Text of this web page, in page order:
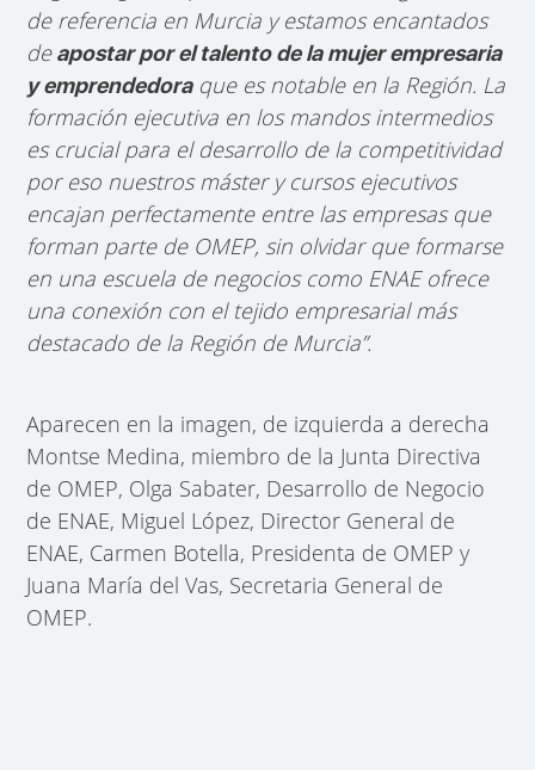
de referencia en Murcia y estamos encantados
deapostar por el talento de la mujer empresaria
y emprendedoraque es notable en la Región. La
formación ejecutiva en los mandos intermedios
es crucial para el desarrollo de la competitividad
por eso nuestros máster y cursos ejecutivos
encajan perfectamente entre las empresas que
forman parte de OMEP, sin olvidar que formarse
en una escuela de negocios como ENAE ofrece
una conexión con el tejido empresarial más
destacado de la Región de Murcia”.
Aparecen en la imagen, de izquierda a derecha
Montse Medina, miembro de la Junta Directiva
de OMEP, Olga Sabater, Desarrollo de Negocio
de ENAE, Miguel López, Director General de
ENAE, Carmen Botella, Presidenta de OMEP y
Juana María del Vas, Secretaria General de
OMEP.